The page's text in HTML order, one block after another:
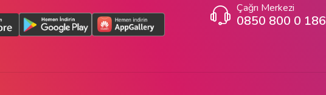
Çağrı Merkezi
0850 800 0 186